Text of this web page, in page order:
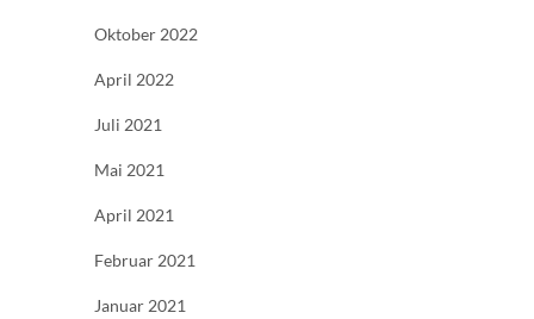
Oktober 2022
April 2022
Juli 2021
Mai 2021
April 2021
Februar 2021
Januar 2021